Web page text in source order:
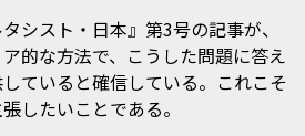
シスト・日本』第3号の記事が、
的な方法で、こうした問題に答え
ていると確信している。これこそ
したいことである。